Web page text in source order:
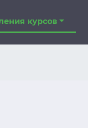
курсов